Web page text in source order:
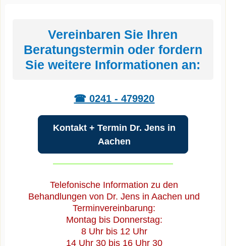
Vereinbaren Sie Ihren
Beratungstermin oder fordern
Sie weitere Informationen an:
☎ 0241 - 479920
Kontakt + Termin Dr. Jens in
Aachen
Telefonische Information zu den
Behandlungen von Dr. Jens in Aachen und
Terminvereinbarung:
Montag bis Donnerstag:
8 Uhr bis 12 Uhr
14 Uhr 30 bis 16 Uhr 30